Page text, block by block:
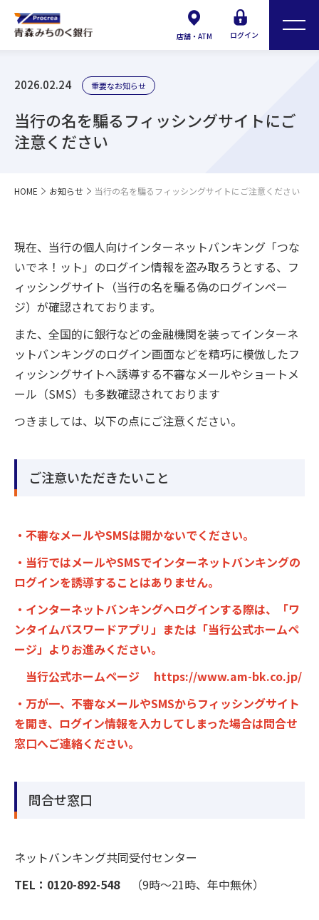
店舗・ATM ログイン
2026.02.24 重要なお知らせ
当行の名を騙るフィッシングサイトにご
注意ください
HOME お知らせ 当行の名を騙るフィッシングサイトにご注意ください
現在、当行の個人向けインターネットバンキング「つな
いでネ！ット」のログイン情報を盗み取ろうとする、フ
ィッシングサイト（当行の名を騙る偽のログインペー
ジ）が確認されております。
また、全国的に銀行などの金融機関を装ってインターネ
ットバンキングのログイン画面などを精巧に模倣したフ
ィッシングサイトへ誘導する不審なメールやショートメ
ール（SMS）も多数確認されております
つきましては、以下の点にご注意ください。
ご注意いただきたいこと
・不審なメールやSMSは開かないでください。
・当行ではメールやSMSでインターネットバンキングの
ログインを誘導することはありません。
・インターネットバンキングへログインする際は、「ワ
ンタイムパスワードアプリ」または「当行公式ホームペ
ージ」よりお進みください。
当行公式ホームページ https://www.am-bk.co.jp/
・万が一、不審なメールやSMSからフィッシングサイト
を開き、ログイン情報を入力してしまった場合は問合せ
窓口へご連絡ください。
問合せ窓口
ネットバンキング共同受付センター
TEL：0120-892-548（9時～21時、年中無休）